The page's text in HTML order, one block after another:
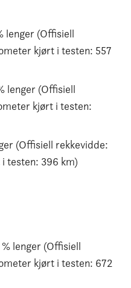
lenger (Offisiell
kjørt i testen: 557
lenger (Offisiell
kjørt i testen:
(Offisiell rekkevidde:
testen: 396 km)
lenger (Offisiell
kjørt i testen: 672